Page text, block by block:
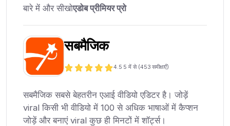
बारे में और सीखोएडोब प्रीमियर प्रो
सबमैजिक
4.5 5 में से (453 समीक्षाएँ)
सबमैजिक सबसे बेहतरीन एआई वीडियो एडिटर है। जोड़ें
viral किसी भी वीडियो में 100 से अधिक भाषाओं में कैप्शन
जोड़ें और बनाएं viral कुछ ही मिनटों में शॉर्ट्स।